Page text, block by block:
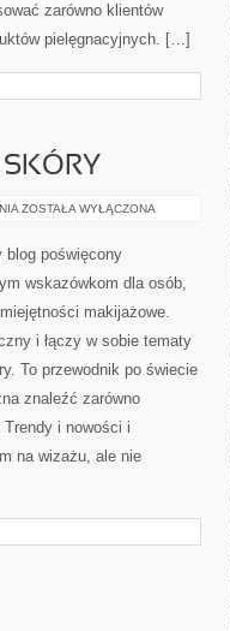
zarówno klientów
pielęgnacyjnych. […]
PIELĘGNACJA
SKÓRY
ZOSTAŁA WYŁĄCZONA
blog poświęcony
wskazówkom dla osób,
makijażowe.
i łączy w sobie tematy
To przewodnik po świecie
znaleźć zarówno
i nowości i
na wizażu, ale nie